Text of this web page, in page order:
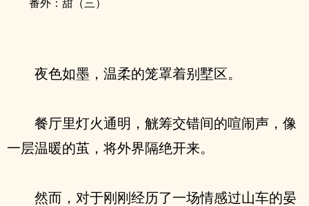
夜色如墨，温柔的笼罩着别墅区。
餐厅里灯火通明，觥筹交错间的喧闹声，像
一层温暖的茧，将外界隔绝开来。
然而，对于刚刚经历了一场情感过山车的晏